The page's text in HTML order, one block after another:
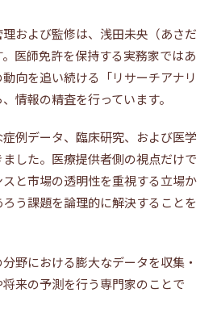
および監修は、浅田未央（あさだ
医師免許を保持する実務家ではあ
向を追い続ける「リサーチアナリ
情報の精査を行っています。
例データ、臨床研究、および医学
した。医療提供者側の視点だけで
と市場の透明性を重視する立場か
う課題を論理的に解決することを
野における膨大なデータを収集・
来の予測を行う専門家のことで